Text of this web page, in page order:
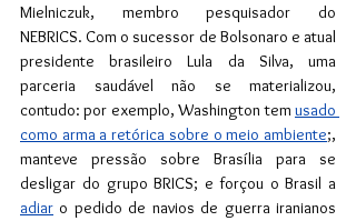
Mielniczuk, membro pesquisador do
NEBRICS. Com o sucessor de Bolsonaro e atual
presidente brasileiro Lula da Silva, uma
parceria saudável não se materializou,
contudo: por exemplo, Washington tem usado
como arma a retórica sobre o meio ambiente;,
manteve pressão sobre Brasília para se
adiar o pedido de navios de guerra iranianos